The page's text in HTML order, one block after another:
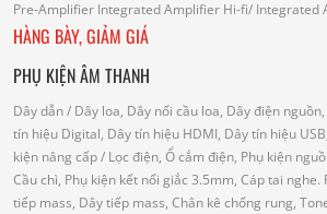
Pre-Amplifier Integrated Amplifier Hi-fi/ Integrated
HÀNG BÀY, GIẢM GIÁ
PHỤ KIỆN ÂM THANH
Dây dẫn/ Dây loa, Dây nối cầu loa, Dây điện
tín hiệu Digital, Dây tín hiệu HDMI, Dây tín hiệu
kiện nâng cấp/ Lọc điện, Ổ cắm điện, Phụ kiện
Cầu chì, Phụ kiện kết nối giắc 3.5mm, Cáp tai nghe.
tiếp mass, Dây tiếp mass, Chân kê chống rung,